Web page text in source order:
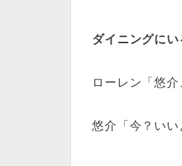
ダイニングに
ローレン「悠
悠介「今？いい